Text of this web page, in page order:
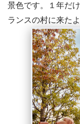
景色です。１年だ
ランスの村に来た